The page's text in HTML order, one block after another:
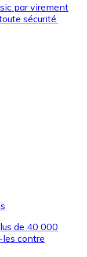
pour acheter
marques
par virement
sécurité.
de 40 000
contre